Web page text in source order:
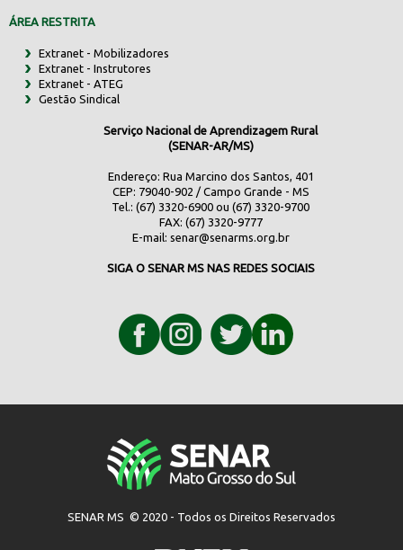
ÁREA RESTRITA
Extranet - Mobilizadores
Extranet - Instrutores
Extranet - ATEG
Gestão Sindical
Serviço Nacional de Aprendizagem Rural
(SENAR-AR/MS)
Endereço: Rua Marcino dos Santos, 401
CEP: 79040-902 / Campo Grande - MS
Tel.: (67) 3320-6900 ou (67) 3320-9700
FAX: (67) 3320-9777
E-mail: senar@senarms.org.br
SIGA O SENAR MS NAS REDES SOCIAIS
SENAR MS © 2020 - Todos os Direitos Reservados